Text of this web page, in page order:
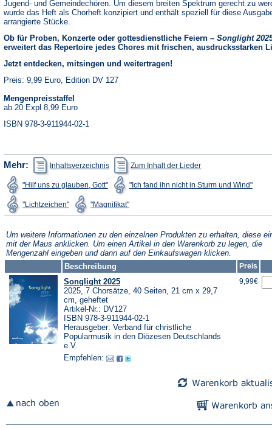
Jugend- und Gemeindechören. Um diesem breiten Spektrum gerecht zu
wurde das Heft als Chorheft konzipiert und enthält speziell für diese
arrangierte Stücke.
Ob für Proben, Konzerte oder gottesdienstliche Feiern – Songlight
erweitert das Repertoire jedes Chores mit frischen, ausdrucksstarken
Jetzt entdecken, mitsingen und weitertragen!
Preis: 9,99 Euro, Edition DV 127
Mengenpreisstaffel
ab 20 Expl 8,99 Euro
ISBN 978-3-911944-02-1
Mehr: Inhaltsverzeichnis
(Öffnet
in
einem
neuen
Tab)
Zum Inhalt der Liederin
neuen
"Hilf uns zu glauben, Gott"
(Öffnet
in
einem
neuen
Tab)
"Ich fand ihn nicht in Sturm und Wind"in
Tab)
"Lichtzeichen"
(Öffnet
in
einem
Tab)
"Magnifikat"in
einem
Tab)
Um weitere Informationen zu den einzelnen Produkten zu erhalten, diese
mit der Maus anklicken. Um einen Artikel in den Warenkorb zu legen, die
Mengenzahl eingeben und dann auf den Einkaufswagen klicken.
Beschreibung
Preis
Songlight 2025
2025, 7 Chorsätze, 40 Seiten, 21 cm x 29,7
cm, geheftet
Artikel-Nr.: DV127
ISBN 978-3-911944-02-1
Herausgeber: Verband für christliche
Popularmusik in den Diözesen Deutschlands
e.V.
Empfehlen:
9,99€